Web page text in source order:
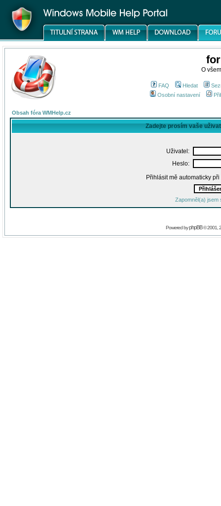
O
FAQ Hledat
Osobní nastavení
Obsah fóra WMHelp.cz
Zadejte prosím vaše
Uživatel:
Heslo:
Přihlásit mě automaticky
Zapomněl(a) jsem
Powered byphpBB© 2001,